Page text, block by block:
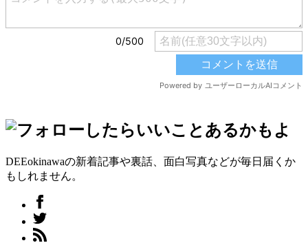
DEEokinawaの新着記事や裏話、面白写真などが毎日届くか
もしれません。